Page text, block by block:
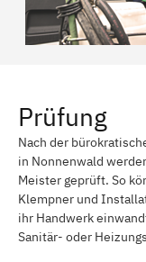
Prüfung
Nach der
in Nonnenwald
Meister geprüft. So
Klempner und
ihr Handwerk
Sanitär- oder